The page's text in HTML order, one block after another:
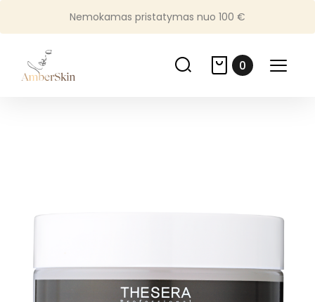
Nemokamas pristatymas nuo 100 €
0